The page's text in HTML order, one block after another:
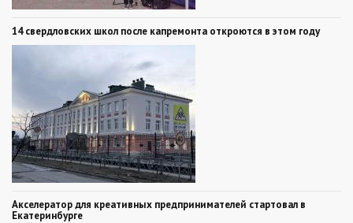
14 свердловских школ после капремонта откроются в этом году
Акселератор для креативных предпринимателей стартовал в
Екатеринбурге